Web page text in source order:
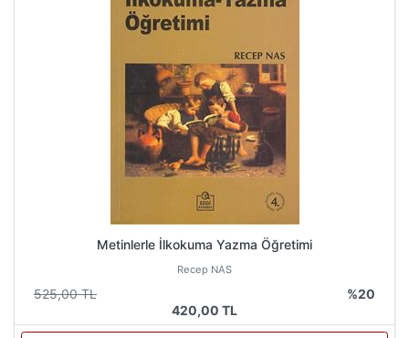
Metinlerle İlkokuma Yazma Öğretimi
Recep NAS
525,00 TL
%20
420,00 TL